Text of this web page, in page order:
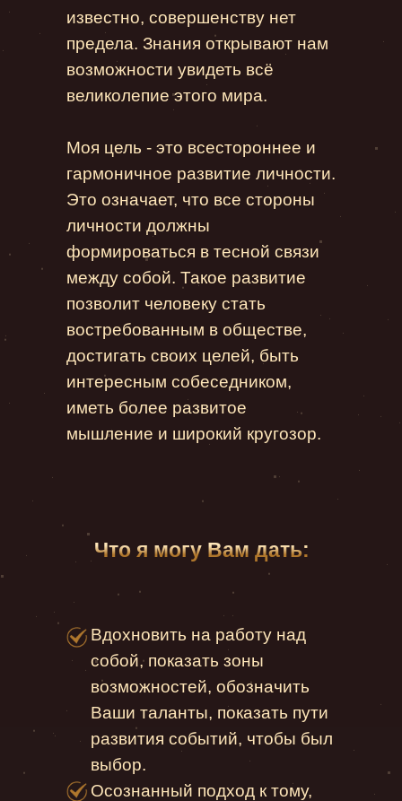
Вдохновить на работу над
собой, показать зоны
возможностей, обозначить
Ваши таланты, показать пути
развития событий, чтобы был
выбор.
Осознанный подход к тому,
Что я могу Вам дать:
известно, совершенству нет
предела. Знания открывают нам
возможности увидеть всё
великолепие этого мира.
Моя цель - это всестороннее и
гармоничное развитие личности.
Это означает, что все стороны
личности должны
формироваться в тесной связи
между собой. Такое развитие
позволит человеку стать
востребованным в обществе,
достигать своих целей, быть
интересным собеседником,
иметь более развитое
мышление и широкий кругозор.